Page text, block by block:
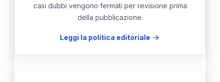
casi dubbi vengono fermati per revisione prima
della pubblicazione.
Leggi la politica editoriale